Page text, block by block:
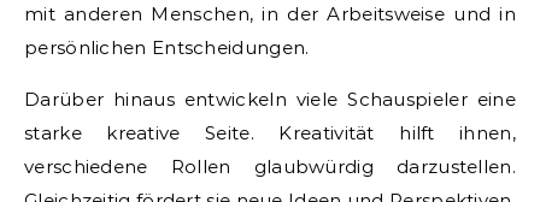
mit anderen Menschen, in der Arbeitsweise und in
persönlichen Entscheidungen.
Darüber hinaus entwickeln viele Schauspieler eine
starke kreative Seite. Kreativität hilft ihnen,
verschiedene Rollen glaubwürdig darzustellen.